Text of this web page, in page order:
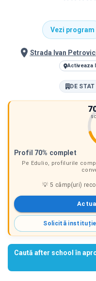
Vezi program
Strada Ivan
Activeaza
DE STAT
Profil 70% complet
Pe Edulio, profilurile
💡5 câmp(uri)
Solicită
Caută after school în